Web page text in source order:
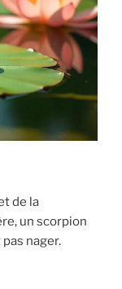
de la
un scorpion
nager.